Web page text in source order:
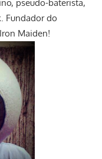
pseudo-baterista,
Fundador do
Maiden!